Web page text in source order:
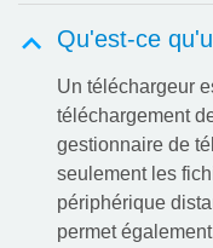
Qu'est-ce
Un téléchargeur
téléchargement
gestionnaire de
seulement les
périphérique
permet